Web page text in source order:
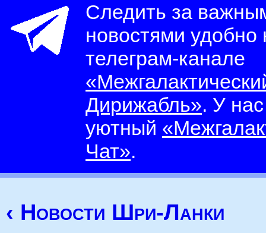
Следить за
новостями
телеграм-канале
Дирижабль». У
уютный
Чат».
‹ Новости Шри-Ланки